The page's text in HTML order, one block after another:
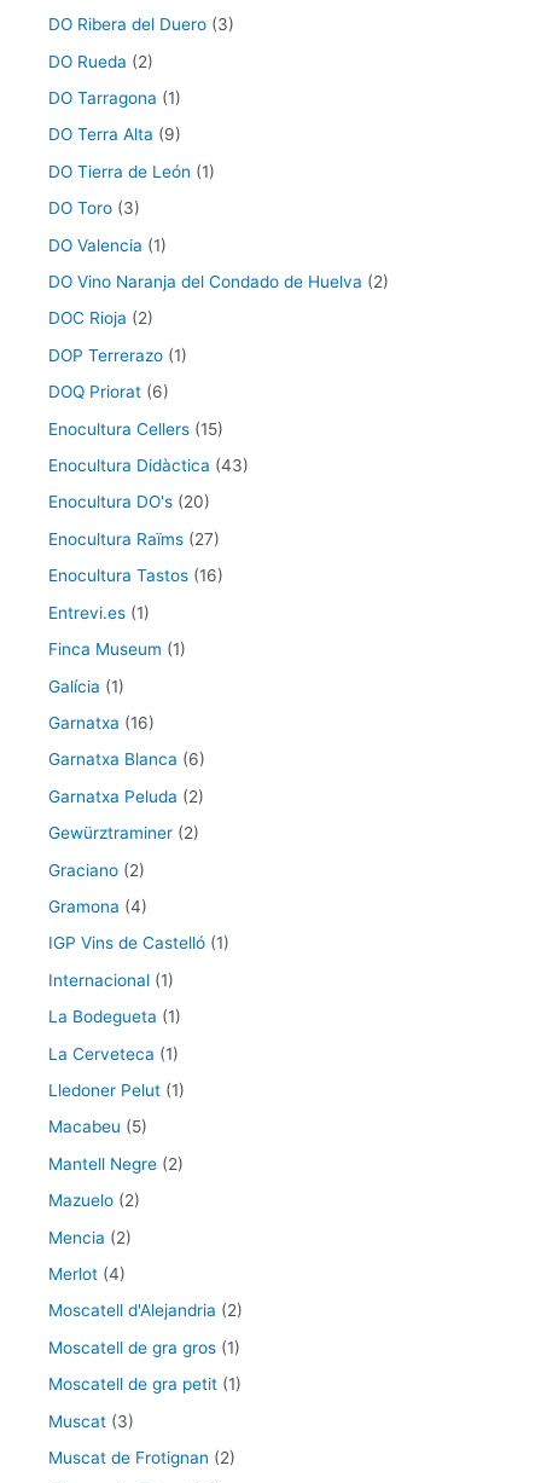
DO Ribera del Duero (3)
DO Rueda (2)
DO Tarragona (1)
DO Terra Alta (9)
DO Tierra de León (1)
DO Toro (3)
DO Valencia (1)
DO Vino Naranja del Condado de Huelva (2)
DOC Rioja (2)
DOP Terrerazo (1)
DOQ Priorat (6)
Enocultura Cellers (15)
Enocultura Didàctica (43)
Enocultura DO's (20)
Enocultura Raïms (27)
Enocultura Tastos (16)
Entrevi.es (1)
Finca Museum (1)
Galícia (1)
Garnatxa (16)
Garnatxa Blanca (6)
Garnatxa Peluda (2)
Gewürztraminer (2)
Graciano (2)
Gramona (4)
IGP Vins de Castelló (1)
Internacional (1)
La Bodegueta (1)
La Cerveteca (1)
Lledoner Pelut (1)
Macabeu (5)
Mantell Negre (2)
Mazuelo (2)
Mencia (2)
Merlot (4)
Moscatell d'Alejandria (2)
Moscatell de gra gros (1)
Moscatell de gra petit (1)
Muscat (3)
Muscat de Frotignan (2)